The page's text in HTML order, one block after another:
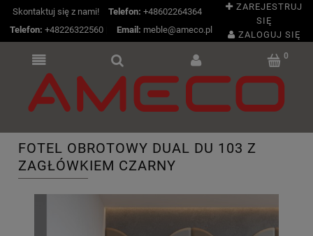
Skontaktuj się z nami! Telefon: +48602264364
Telefon: +48226322560| Email: meble@ameco.pl
ZAREJESTRUJ
SIĘ
ZALOGUJ SIĘ
FOTEL OBROTOWY DUAL DU 103 Z
ZAGŁÓWKIEM CZARNY